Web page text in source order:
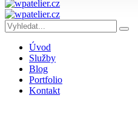
Úvod
Služby
Blog
Portfolio
Kontakt